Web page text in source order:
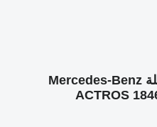
معلومات إضافية — شاحنة مقفلة Mercedes-Benz
ACTROS